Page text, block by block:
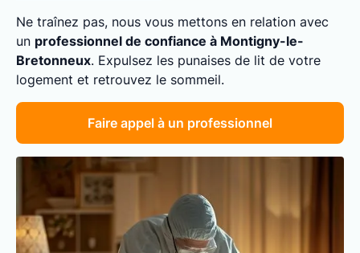
Ne traînez pas, nous vous mettons en relation avec
un professionnel de confiance à Montigny-le-
Bretonneux. Expulsez les punaises de lit de votre
logement et retrouvez le sommeil.
Faire appel à un professionnel